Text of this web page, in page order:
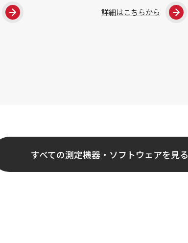
詳細はこちらから
すべての測定機器・ソフトウェアを見る